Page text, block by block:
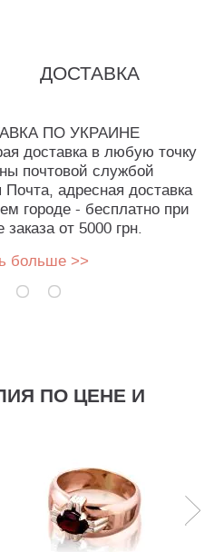
ДОСТАВКА
ПО УКРАИНЕ
доставка в любую точку
почтовой службой
Почта, адресная доставка
городе - бесплатно при
от 5000 грн.
больше >>
ПО ЦЕНЕ И